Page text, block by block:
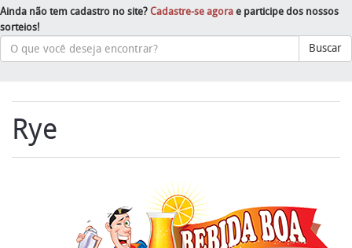
Ainda não tem cadastro no site? Cadastre-se agora e participe dos nossos
sorteios!
Buscar
Rye